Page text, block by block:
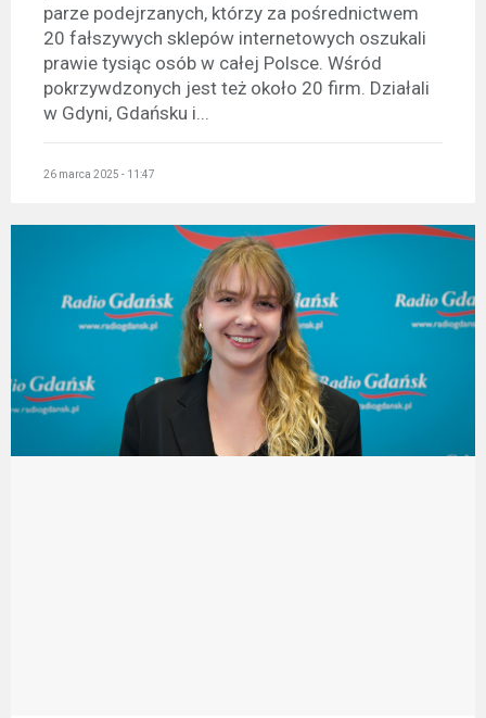
parze podejrzanych, którzy za pośrednictwem
20 fałszywych sklepów internetowych oszukali
prawie tysiąc osób w całej Polsce. Wśród
pokrzywdzonych jest też około 20 firm. Działali
w Gdyni, Gdańsku i...
26 marca 2025 - 11:47